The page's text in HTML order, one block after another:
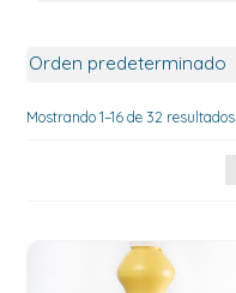
Mostrando 1–16 de 32 resultados